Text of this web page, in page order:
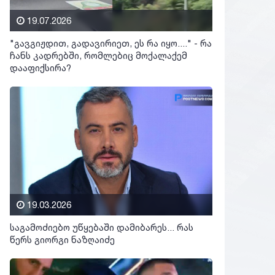
19.07.2026
"გავგიჟდით, გადავირიეთ, ეს რა იყო...." - რა
ჩანს კადრებში, რომლებიც მოქალაქემ
დააფიქსირა?
19.03.2026
საგამოძიებო უწყებაში დამიბარეს... რას
წერს გიორგი ნაზღაიძე